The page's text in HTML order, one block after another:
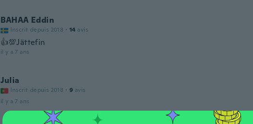
BAHAA Eddin
Inscrit depuis 2018 · 14 avis
👍💯Jättefin
il y a 7 ans
Julia
Inscrit depuis 2018 · 9 avis
il y a 7 ans